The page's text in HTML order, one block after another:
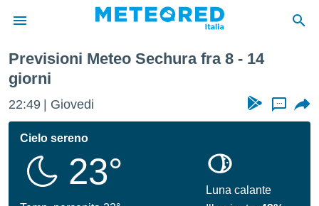
di
per
Previsioni Meteo Sechura fra 8 - 14
giorni
22:49 Giovedi ...
Cielo sereno
23°
Luna calante